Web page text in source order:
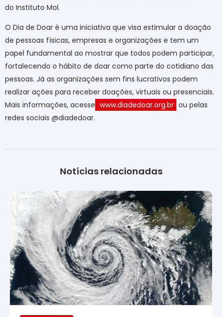
do Instituto Mol.
O Dia de Doar é uma iniciativa que visa estimular a doação
de pessoas físicas, empresas e organizações e tem um
papel fundamental ao mostrar que todos podem participar,
fortalecendo o hábito de doar como parte do cotidiano das
pessoas. Já as organizações sem fins lucrativos podem
realizar ações para receber doações, virtuais ou presenciais.
Mais informações, acesse www.diadedoar.org.br ou pelas
redes sociais @diadedoar.
Notícias relacionadas